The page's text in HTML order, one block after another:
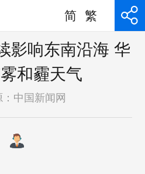
简 繁
影响东南沿海 华
和霾天气
中国新闻网